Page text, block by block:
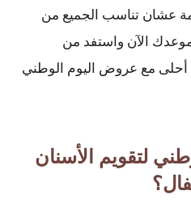
عشان تناسب الجميع من
الآن واستفد من
مع عروض اليوم الوطني
لتقويم الأسنان